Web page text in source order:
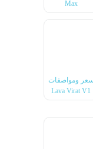
Max
سعر ومواصفات
Lava Virat V1